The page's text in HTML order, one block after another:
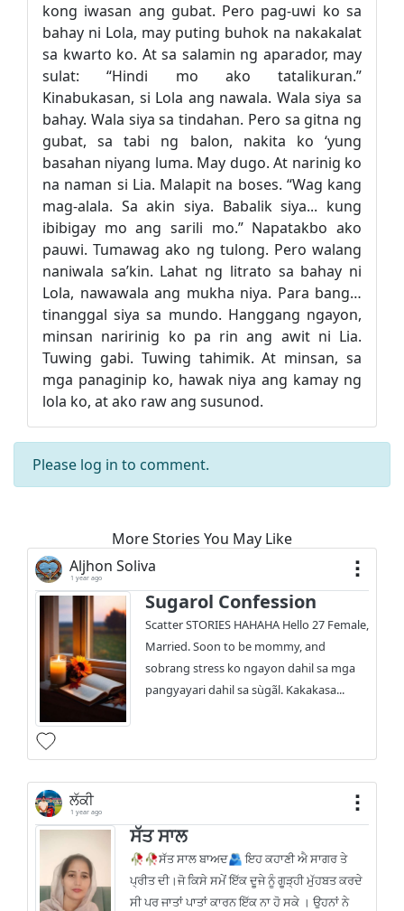
kong iwasan ang gubat. Pero pag-uwi ko sa
bahay ni Lola, may puting buhok na nakakalat
sa kwarto ko. At sa salamin ng aparador, may
sulat: “Hindi mo ako tatalikuran.”
Kinabukasan, si Lola ang nawala. Wala siya sa
bahay. Wala siya sa tindahan. Pero sa gitna ng
gubat, sa tabi ng balon, nakita ko ‘yung
basahan niyang luma. May dugo. At narinig ko
na naman si Lia. Malapit na boses. “Wag kang
mag-alala. Sa akin siya. Babalik siya... kung
ibibigay mo ang sarili mo.” Napatakbo ako
pauwi. Tumawag ako ng tulong. Pero walang
naniwala sa’kin. Lahat ng litrato sa bahay ni
Lola, nawawala ang mukha niya. Para bang…
tinanggal siya sa mundo. Hanggang ngayon,
minsan naririnig ko pa rin ang awit ni Lia.
Tuwing gabi. Tuwing tahimik. At minsan, sa
mga panaginip ko, hawak niya ang kamay ng
lola ko, at ako raw ang susunod.
Please log in to comment.
More Stories You May Like
Aljhon Soliva
1 year ago
Sugarol Confession
Scatter STORIES HAHAHA Hello 27 Female,
Married. Soon to be mommy, and
sobrang stress ko ngayon dahil sa mga
pangyayari dahil sa sùgãl. Kakakasa...
ਲੱਕੀ
1 year ago
ਸੱਤ ਸਾਲ
🥀🥀ਸੱਤ ਸਾਲ ਬਾਅਦ🫂 ਇਹ ਕਹਾਣੀ ਐ ਸਾਗਰ ਤੇ
ਪ੍ਰੀਤ ਦੀ।ਜੋ ਕਿਸੇ ਸਮੇਂ ਇੱਕ ਦੂਜੇ ਨੂੰ ਗੂੜ੍ਹੀ ਮੁੱਹਬਤ ਕਰਦੇ
ਸੀ ਪਰ ਜਾਤਾਂ ਪਾਤਾਂ ਕਾਰਨ ਇੱਕ ਨਾ ਹੋ ਸਕੇ । ਉਹਨਾਂ ਨੇ